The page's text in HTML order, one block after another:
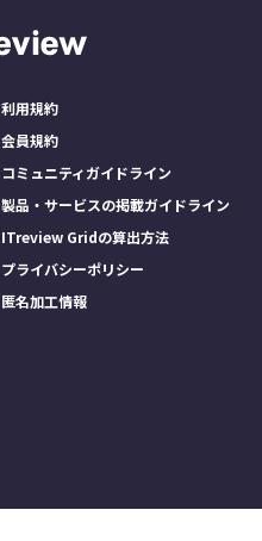
利用規約
会員規約
コミュニティガイドライン
製品・サービスの掲載ガイドライン
ITreview Gridの算出方法
プライバシーポリシー
匿名加工情報